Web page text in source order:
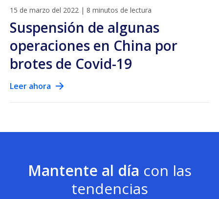
15 de marzo del 2022 | 8 minutos de lectura
Suspensión de algunas
operaciones en China por
brotes de Covid-19
Leer ahora
Mantente al día con las
tendencias